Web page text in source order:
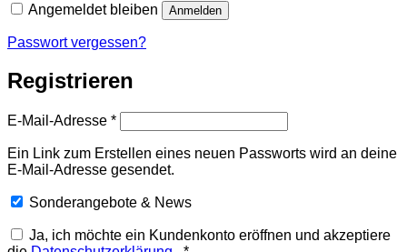
Angemeldet bleiben Anmelden
Passwort vergessen?
Registrieren
E-Mail-Adresse *Erforderlich
Ein Link zum Erstellen eines neuen Passworts wird an deine
E-Mail-Adresse gesendet.
Sonderangebote & News
Ja, ich möchte ein Kundenkonto eröffnen und akzeptiere